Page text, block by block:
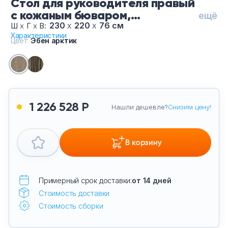
с кожаным бюваром,
приставкой на малой тумбе и
фронтальной панелью ПМ 175
ЭА, цвет Эбен арктик
ещё
Шх Г х В: 230 х 220 х 76 см
Характеристики
1 226 528 Р Нашли дешевле?Снизим цену!
В корзину
Примерный срок доставки:от 14 дней
Стоимость доставки
Стоимость сборки
Цвет:Эбен арктик
Тумбы офисные
Офисные шкафы
Сейфы и металлическая мебель
Обеденная зона
Искусственные растения